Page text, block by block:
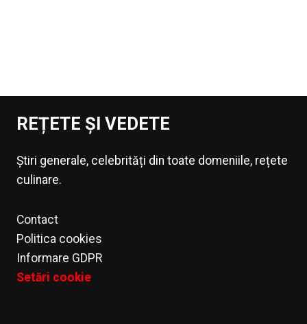
REȚETE ȘI VEDETE
Știri generale, celebrități din toate domeniile, rețete
culinare.
Contact
Politica cookies
Informare GDPR
Setări cookie